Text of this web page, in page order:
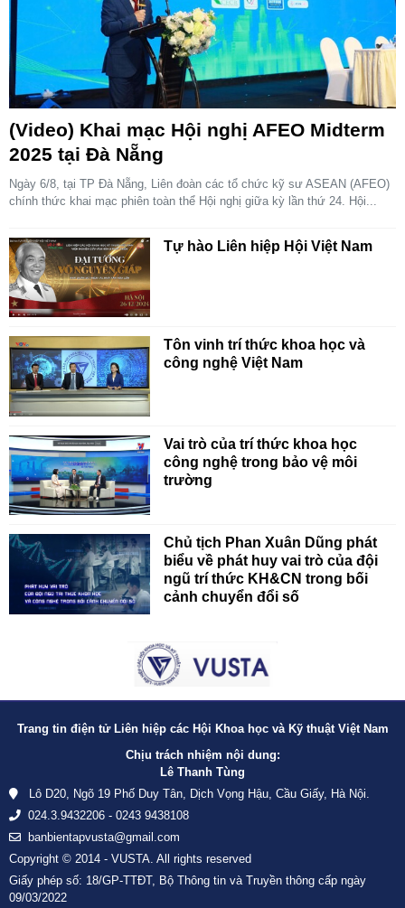
(Video) Khai mạc Hội nghị AFEO Midterm
2025 tại Đà Nẵng
Ngày 6/8, tại TP Đà Nẵng, Liên đoàn các tổ chức kỹ sư ASEAN (AFEO)
chính thức khai mạc phiên toàn thể Hội nghị giữa kỳ lần thứ 24. Hội...
Tự hào Liên hiệp Hội Việt Nam
Tôn vinh trí thức khoa học và
công nghệ Việt Nam
Vai trò của trí thức khoa học
công nghệ trong bảo vệ môi
trường
Chủ tịch Phan Xuân Dũng phát
biểu về phát huy vai trò của đội
ngũ trí thức KH&CN trong bối
cảnh chuyển đổi số
Trang tin điện tử Liên hiệp các Hội Khoa học và Kỹ thuật Việt Nam
Chịu trách nhiệm nội dung:
Lê Thanh Tùng
Lô D20, Ngõ 19 Phố Duy Tân, Dịch Vọng Hậu, Cầu Giấy, Hà Nội.
024.3.9432206 - 0243 9438108
banbientapvusta@gmail.com
Copyright © 2014 - VUSTA. All rights reserved
Giấy phép số: 18/GP-TTĐT, Bộ Thông tin và Truyền thông cấp ngày
09/03/2022